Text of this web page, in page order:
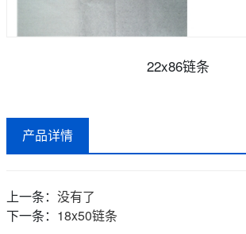
22x86链条
产品详情
上一条： 没有了
下一条： 18x50链条